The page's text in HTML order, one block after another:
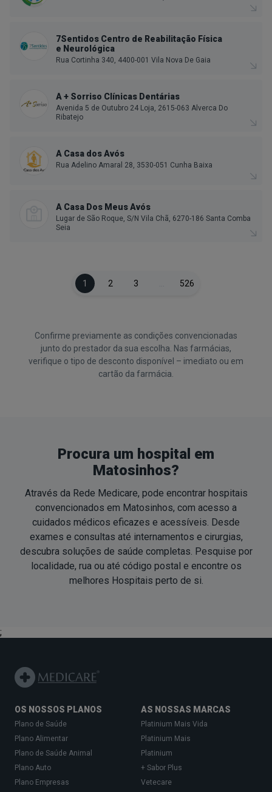
7Sentidos Centro de Reabilitação Física
e Neurológica
Rua Cortinha 340, 4400-001 Vila Nova De Gaia
A + Sorriso Clínicas Dentárias
Avenida 5 de Outubro 24 Loja, 2615-063 Alverca Do
Ribatejo
A Casa dos Avós
Rua Adelino Amaral 28, 3530-051 Cunha Baixa
A Casa Dos Meus Avós
Lugar de São Roque, S/N Vila Chã, 6270-186 Santa Comba
Seia
1 2 3 526
Confirme previamente as condições convencionadas
junto do prestador da sua escolha. Nas farmácias,
verifique o tipo de desconto disponível – imediato ou em
cartão da farmácia.
Procura um hospital em
Matosinhos?
Através da Rede Medicare, pode encontrar hospitais
convencionados em Matosinhos, com acesso a
cuidados médicos eficazes e acessíveis. Desde
exames e consultas até internamentos e cirurgias,
descubra soluções de saúde completas. Pesquise por
localidade, rua ou até código postal e encontre os
melhores Hospitais perto de si.
;
OS NOSSOS PLANOS
Plano de Saúde
Plano Alimentar
Plano de Saúde Animal
Plano Auto
Plano Empresas
AS NOSSAS MARCAS
Platinium Mais Vida
Platinium Mais
Platinium
+ Sabor Plus
Vetecare